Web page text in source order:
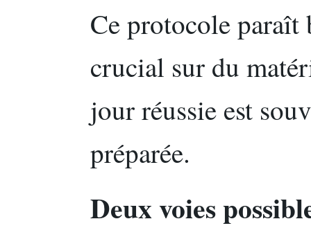
Ce protocole paraît
crucial sur du
jour réussie est
préparée.
Deux voies